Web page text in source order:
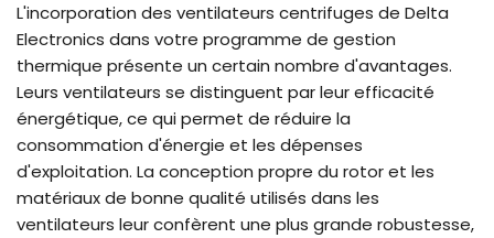
L'incorporation des ventilateurs centrifuges de Delta
Electronics dans votre programme de gestion
thermique présente un certain nombre d'avantages.
Leurs ventilateurs se distinguent par leur efficacité
énergétique, ce qui permet de réduire la
consommation d'énergie et les dépenses
d'exploitation. La conception propre du rotor et les
matériaux de bonne qualité utilisés dans les
ventilateurs leur confèrent une plus grande robustesse,